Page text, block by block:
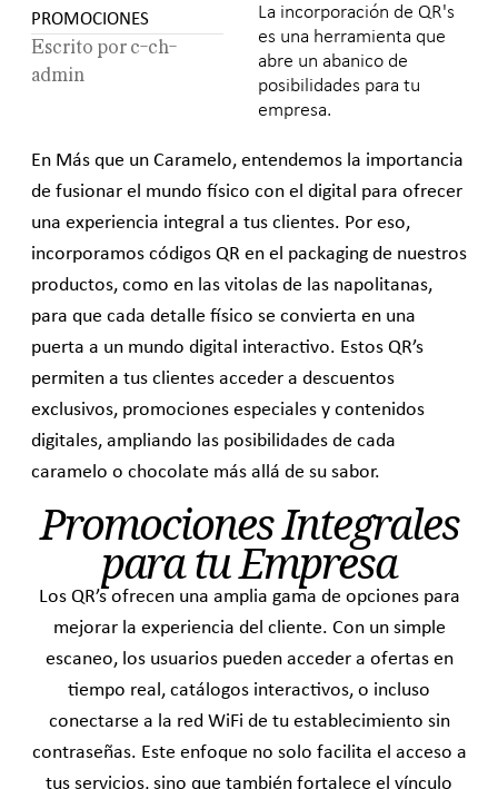
PROMOCIONES
Escrito porc-ch-
admin
La incorporación de QR's
es una herramienta que
abre un abanico de
posibilidades para tu
empresa.
En Más que un Caramelo, entendemos la importancia
de fusionar el mundo físico con el digital para ofrecer
una experiencia integral a tus clientes. Por eso,
incorporamos códigos QR en el packagingde nuestros
productos, como en las vitolas de las napolitanas,
para que cada detalle físico se convierta en una
puerta a un mundo digital interactivo. Estos QR’s
permiten a tus clientes acceder a descuentos
exclusivos, promociones especiales y contenidos
digitales, ampliando las posibilidades de cada
caramelo o chocolate más allá de su sabor.
Promociones Integrales
para tu Empresa
Los QR’sofrecen una amplia gama de opciones para
mejorar la experiencia del cliente. Con un simple
escaneo, los usuarios pueden acceder a ofertas en
tiempo real, catálogos interactivos, o incluso
conectarse a la red WiFi de tu establecimiento sin
contraseñas. Este enfoque no solo facilita el acceso a
tus servicios, sino que también fortalece el vínculo